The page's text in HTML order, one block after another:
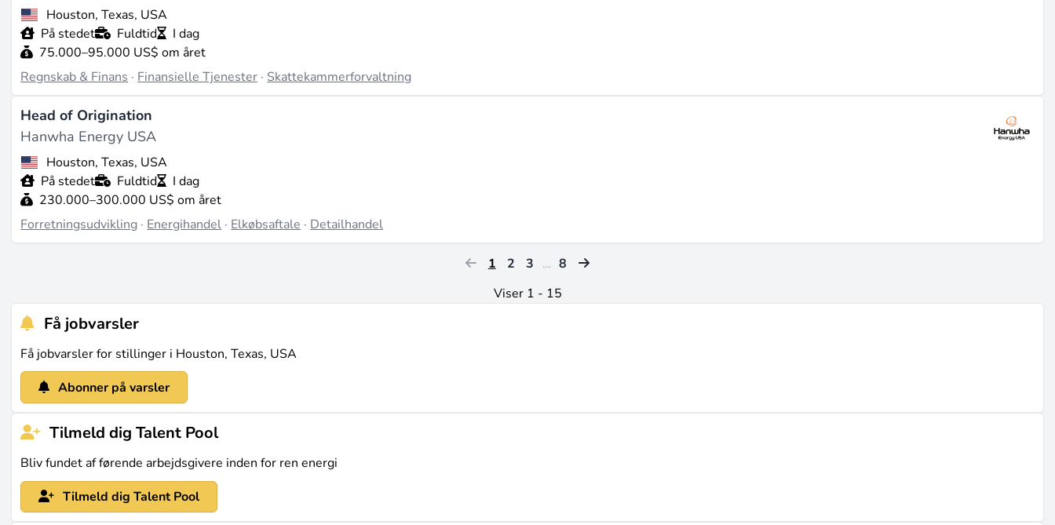
Houston, Texas, USA
På stedet
Fuldtid
I dag
75.000–95.000 US$ om året
Regnskab & Finans·Finansielle Tjenester·Skattekammerforvaltning
Head of Origination
Hanwha Energy USA
Houston, Texas, USA
På stedet
Fuldtid
I dag
230.000–300.000 US$ om året
Forretningsudvikling · Energihandel · Elkøbsaftale · Detailhandel
1 2 3 … 8
Viser 1 - 15
Få jobvarsler
Få jobvarsler for stillinger i Houston, Texas, USA
Abonner på varsler
Tilmeld dig Talent Pool
Bliv fundet af førende arbejdsgivere inden for ren energi
Tilmeld dig Talent Pool